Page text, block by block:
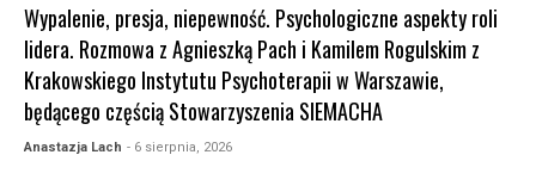
Wypalenie, presja, niepewność. Psychologiczne aspekty roli
lidera. Rozmowa z Agnieszką Pach i Kamilem Rogulskim z
Krakowskiego Instytutu Psychoterapii w Warszawie,
będącego częścią Stowarzyszenia SIEMACHA
Anastazja Lach - 6 sierpnia, 2026